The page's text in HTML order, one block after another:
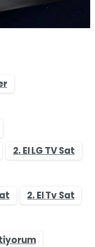
2. El LG TV Sat
2. El Tv Sat